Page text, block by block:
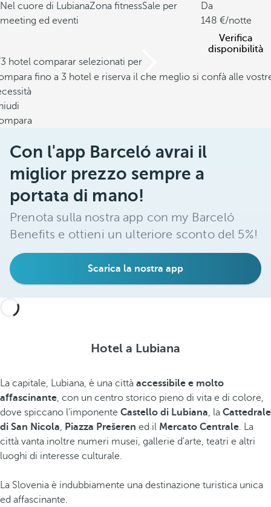
Nel cuore di LubianaZona fitnessSale per
meeting ed eventi
Da
148
/notte
Verifica
disponibilità
hotel comparar selezionati per
fino a 3 hotel e riserva il che meglio si confà alle
Con l'app Barceló avrai il
miglior prezzo sempre a
portata di mano!
Prenota sulla nostra app con my Barceló
Benefits e ottieni un ulteriore sconto del 5%!
Scarica la nostra app
Hotel a Lubiana
La capitale, Lubiana, è una città accessibile e molto
affascinante, con un centro storico pieno di vita e di colore,
dove spiccano l'imponente Castello di Lubiana, la Cattedrale
di San Nicola, Piazza Prešeren ed il Mercato Centrale. La
città vanta inoltre numeri musei, gallerie d'arte, teatri e altri
luoghi di interesse culturale.
La Slovenia è indubbiamente una destinazione turistica unica
ed affascinante.